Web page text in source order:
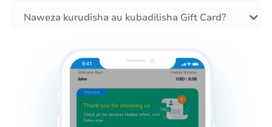
Naweza kurudisha au kubadilisha Gift Card?